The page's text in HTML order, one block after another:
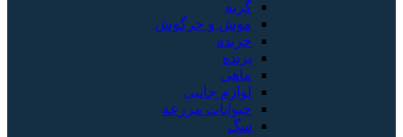
گربه
موش و خرگوش
خزنده
پرنده
ماهی
لوازم جانبی
حیوانات مزرعه
سگ